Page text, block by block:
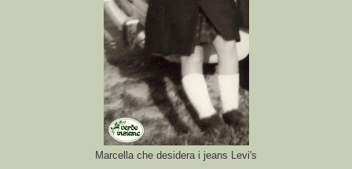
Marcella che desidera i jeans Levi's